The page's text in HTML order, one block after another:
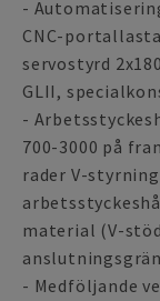
-
CNC-
servostyrd
GLII,
-
700-3000 på
rader V-
material (V-
- Medföljande